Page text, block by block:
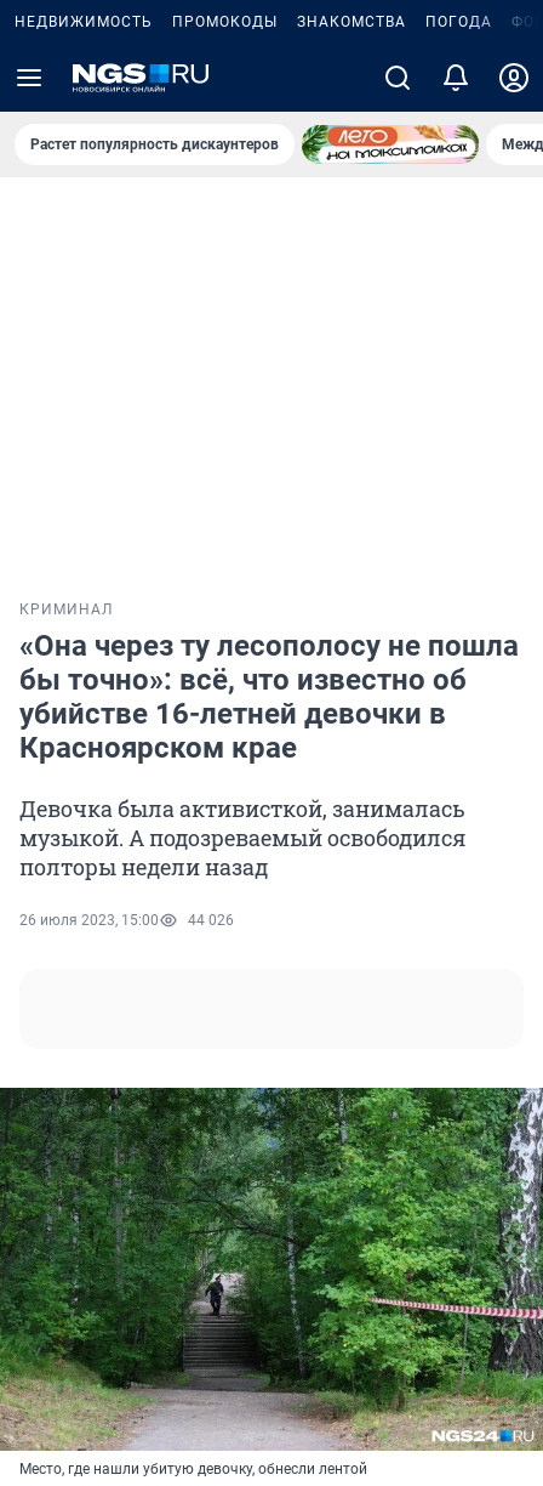
НЕДВИЖИМОСТЬ ПРОМОКОДЫ ЗНАКОМСТВА ПОГОДА
Растет популярность дискаунтеров
КРИМИНАЛ
«Она через ту лесополосу не пошла
бы точно»: всё, что известно об
убийстве 16-летней девочки в
Красноярском крае
Девочка была активисткой, занималась
музыкой. А подозреваемый освободился
полторы недели назад
26 июля 2023, 15:00 44 026
Место, где нашли убитую девочку, обнесли лентой